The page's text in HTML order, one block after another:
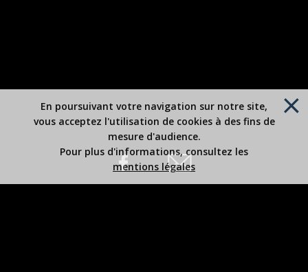
En poursuivant votre navigation sur notre site,
vous acceptez l'utilisation de cookies à des fins de
mesure d'audience.
Pour plus d'informations, consultez les
mentions légales